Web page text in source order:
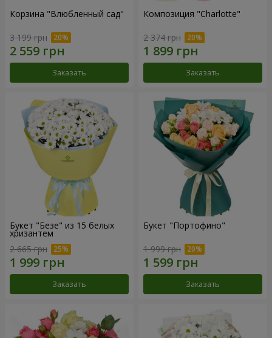
Корзина "Влюбленный сад"
3 199 грн
Заказать
Композиция "Charlotte"
2 374 грн
Заказать
Букет "Безе" из 15 белых
хризантем
2 665 грн
Заказать
Букет "Портофино"
1 999 грн
Заказать